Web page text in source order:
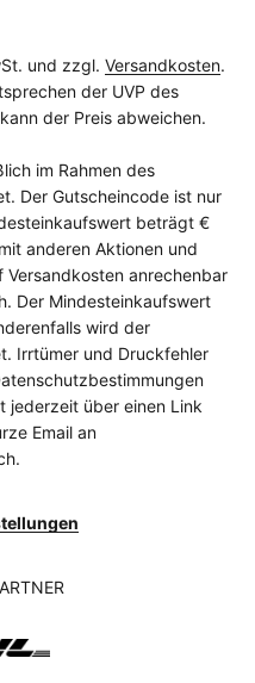
und zzgl. Versandkosten.
der UVP des
der Preis abweichen.
im Rahmen des
Der Gutscheincode ist nur
beträgt €
anderen Aktionen und
anrechenbar
Der Mindesteinkaufswert
wird der
Irrtümer und Druckfehler
jederzeit über einen Link
Email an